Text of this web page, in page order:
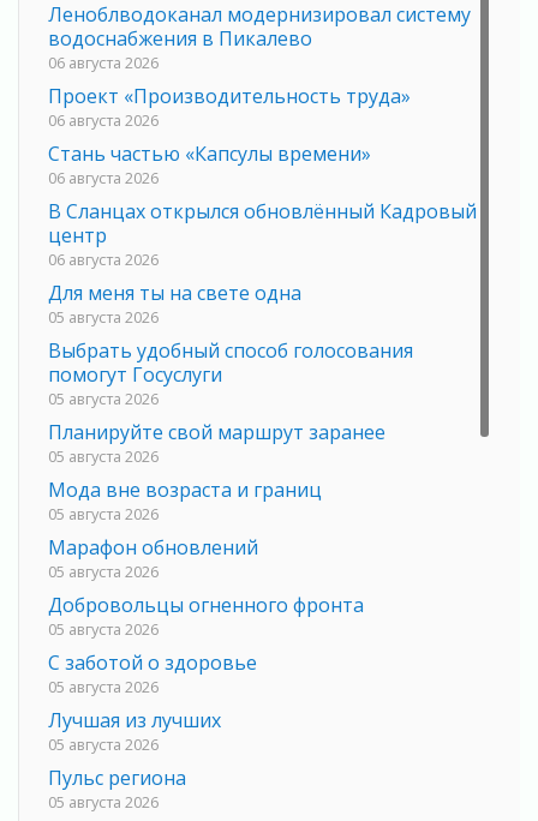
Леноблводоканал модернизировал систему
водоснабжения в Пикалево
06 августа 2026
Проект «Производительность труда»
06 августа 2026
Стань частью «Капсулы времени»
06 августа 2026
В Сланцах открылся обновлённый Кадровый
центр
06 августа 2026
Для меня ты на свете одна
05 августа 2026
Выбрать удобный способ голосования
помогут Госуслуги
05 августа 2026
Планируйте свой маршрут заранее
05 августа 2026
Мода вне возраста и границ
05 августа 2026
Марафон обновлений
05 августа 2026
Добровольцы огненного фронта
05 августа 2026
С заботой о здоровье
05 августа 2026
Лучшая из лучших
05 августа 2026
Пульс региона
05 августа 2026